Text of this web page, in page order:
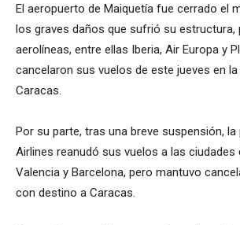
El aeropuerto de Maiquetía fue cerrado el
los graves daños que sufrió su estructura,
aerolíneas, entre ellas Iberia, Air Europa y
cancelaron sus vuelos de este jueves en
Caracas.
Por su parte, tras una breve suspensión, la
Airlines reanudó sus vuelos a las ciudades
Valencia y Barcelona, pero mantuvo
con destino a Caracas.